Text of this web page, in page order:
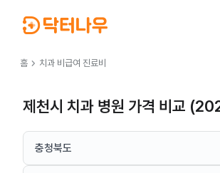
홈 chevron_right 치과 비급여 진료비
제천시 치과 병원 가격 비교
충청북도